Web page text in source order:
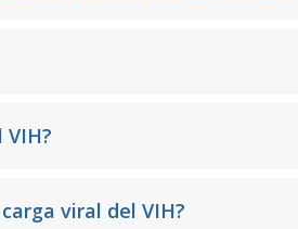
viral del VIH?